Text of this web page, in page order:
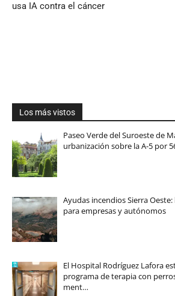
usa IA contra el cáncer
Los más vistos
Paseo Verde del Suroeste de
urbanización sobre la A-5 por
Ayudas incendios Sierra
para empresas y autónomos
El Hospital Rodríguez Lafora
programa de terapia con
ment…